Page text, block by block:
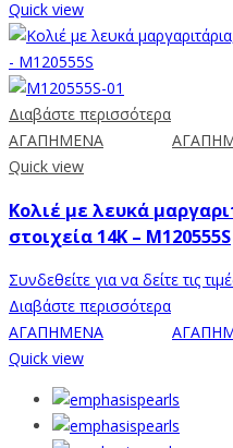
Quick view
Διαβάστε περισσότερα
ΑΓΑΠΗΜΕΝΑ
Quick view
Κολιέ με λευκά
στοιχεία 14K – M120555S
Συνδεθείτε για να δείτε τις
Διαβάστε περισσότερα
ΑΓΑΠΗΜΕΝΑ
Quick view